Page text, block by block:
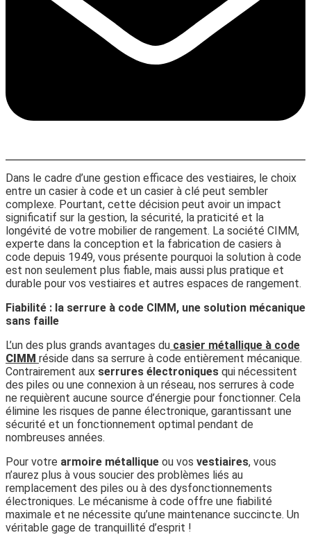
Dans le cadre d’une gestion efficace des vestiaires, le choix
entre un casier à code et un casier à clé peut sembler
complexe. Pourtant, cette décision peut avoir un impact
significatif sur la gestion, la sécurité, la praticité et la
longévité de votre mobilier de rangement. La société CIMM,
experte dans la conception et la fabrication de casiers à
code depuis 1949, vous présente pourquoi la solution à code
est non seulement plus fiable, mais aussi plus pratique et
durable pour vos vestiaires et autres espaces de rangement.
Fiabilité : la serrure à code CIMM, une solution mécanique
sans faille
L’un des plus grands avantages du casier métallique à code
CIMM réside dans sa serrure à code entièrement mécanique.
Contrairement aux serrures électroniques qui nécessitent
des piles ou une connexion à un réseau, nos serrures à code
ne requièrent aucune source d’énergie pour fonctionner. Cela
élimine les risques de panne électronique, garantissant une
sécurité et un fonctionnement optimal pendant de
nombreuses années.
Pour votre armoire métallique ou vos vestiaires, vous
n’aurez plus à vous soucier des problèmes liés au
remplacement des piles ou à des dysfonctionnements
électroniques. Le mécanisme à code offre une fiabilité
maximale et ne nécessite qu’une maintenance succincte. Un
véritable gage de tranquillité d’esprit !